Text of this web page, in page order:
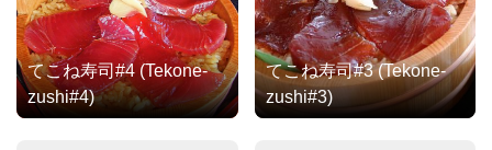
てこね寿司#4 (Tekone-
zushi#4)
てこね寿司#3 (Tekone-
zushi#3)